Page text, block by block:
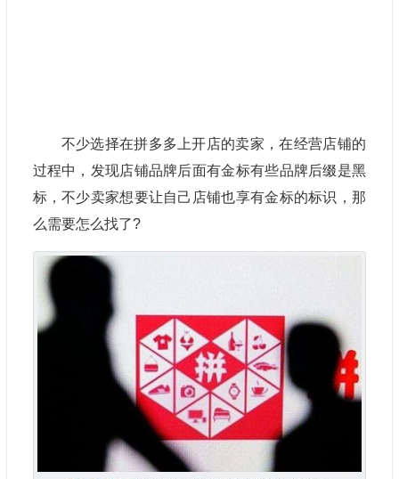
不少选择在拼多多上开店的卖家，在经营店铺的
过程中，发现店铺品牌后面有金标有些品牌后缀是黑
标，不少卖家想要让自己店铺也享有金标的标识，那
么需要怎么找了?